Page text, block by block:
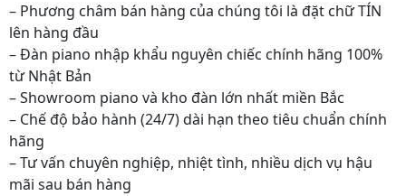
– Phương châm bán hàng của chúng tôi là đặt chữ TÍN
lên hàng đầu
– Đàn piano nhập khẩu nguyên chiếc chính hãng 100%
từ Nhật Bản
– Showroom piano và kho đàn lớn nhất miền Bắc
– Chế độ bảo hành (24/7) dài hạn theo tiêu chuẩn chính
hãng
– Tư vấn chuyên nghiệp, nhiệt tình, nhiều dịch vụ hậu
mãi sau bán hàng